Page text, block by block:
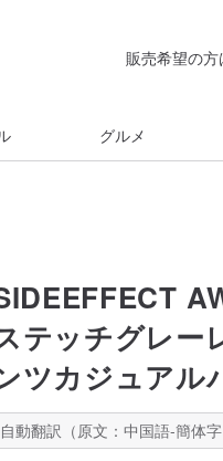
販売希望の方
グルメ
テッチグレー
ツカジュアル
自動翻訳（原文：中国語-簡体字